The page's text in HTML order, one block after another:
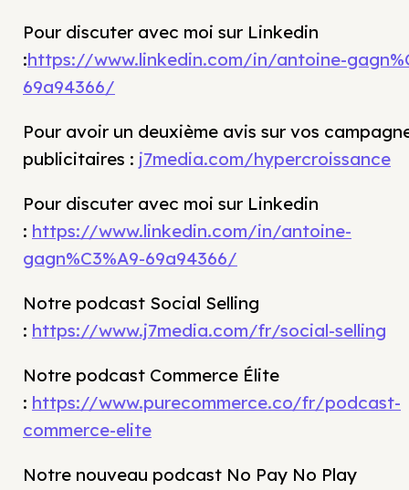
Pour discuter avec moi sur Linkedin
:https://www.linkedin.com/in/antoine-
69a94366/
Pour avoir un deuxième avis sur vos
publicitaires : j7media.com/hypercroissance
Pour discuter avec moi sur Linkedin
: https://www.linkedin.com/in/antoine-
gagn%C3%A9-69a94366/
Notre podcast Social Selling
: https://www.j7media.com/fr/social-selling
Notre podcast Commerce Élite
: https://www.purecommerce.co/fr/podcast-
commerce-elite
Notre nouveau podcast No Pay No Play